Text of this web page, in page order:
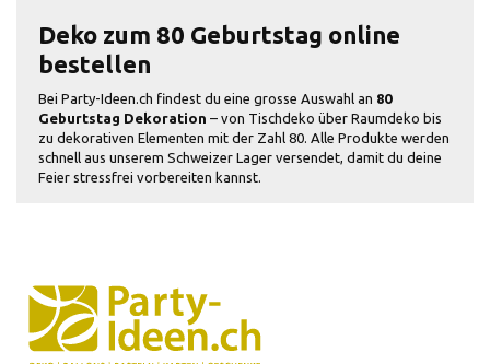
Deko zum 80 Geburtstag online
bestellen
Bei Party-Ideen.ch findest du eine grosse Auswahl an 80
Geburtstag Dekoration – von Tischdeko über Raumdeko bis
zu dekorativen Elementen mit der Zahl 80. Alle Produkte werden
schnell aus unserem Schweizer Lager versendet, damit du deine
Feier stressfrei vorbereiten kannst.